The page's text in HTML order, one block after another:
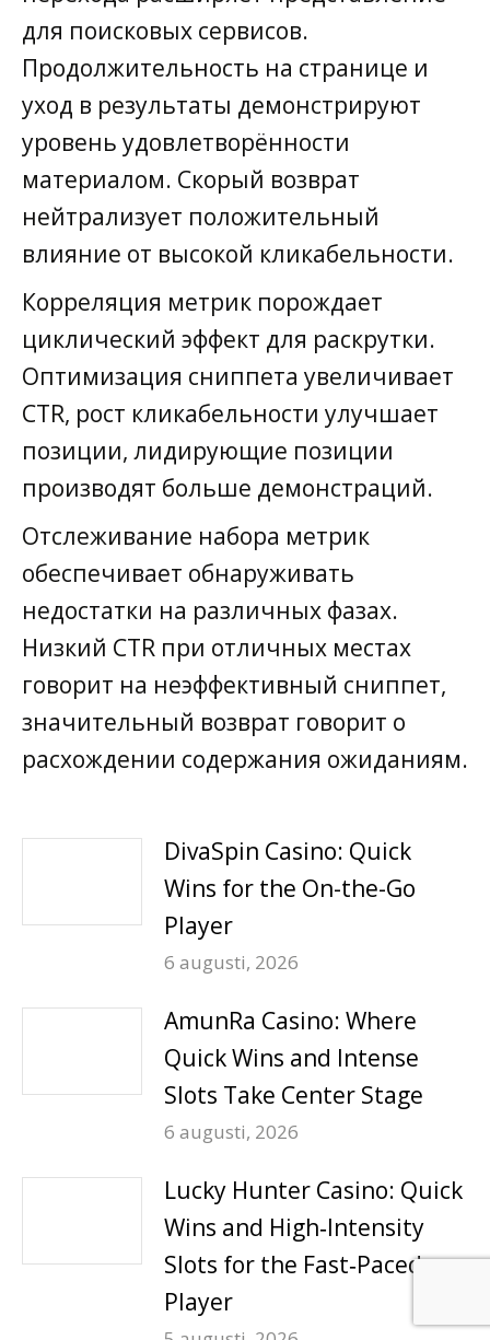
для поисковых сервисов.
Продолжительность на странице и
уход в результаты демонстрируют
уровень удовлетворённости
материалом. Скорый возврат
нейтрализует положительный
влияние от высокой кликабельности.
Корреляция метрик порождает
циклический эффект для раскрутки.
Оптимизация сниппета увеличивает
CTR, рост кликабельности улучшает
позиции, лидирующие позиции
производят больше демонстраций.
Отслеживание набора метрик
обеспечивает обнаруживать
недостатки на различных фазах.
Низкий CTR при отличных местах
говорит на неэффективный сниппет,
значительный возврат говорит о
расхождении содержания ожиданиям.
DivaSpin Casino: Quick
Wins for the On-the-Go
Player
6 augusti, 2026
AmunRa Casino: Where
Quick Wins and Intense
Slots Take Center Stage
6 augusti, 2026
Lucky Hunter Casino: Quick
Wins and High‑Intensity
Slots for the Fast‑Paced
Player